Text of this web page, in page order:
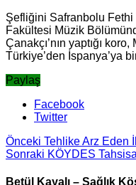
Şefliğini Safranbolu Fethi
Fakültesi Müzik
Çanakçı’nın yaptığı
Türkiye’den İspanya’ya
Paylaş
Facebook
Twitter
Önceki Tehlike Arz Eden
Sonraki KÖYDES
Betül Kayalı – Sağlık